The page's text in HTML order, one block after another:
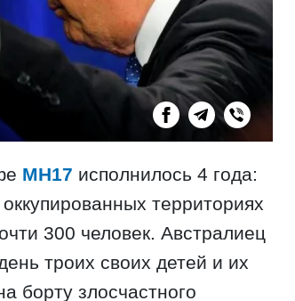
МН17 исполнилось 4 года:
территориях
300 человек. Австралиец
троих своих детей и их
борту злосчастного